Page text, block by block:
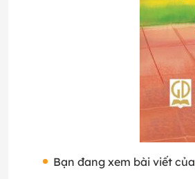
Bạn đang xem bài viết của